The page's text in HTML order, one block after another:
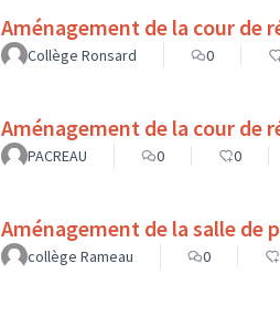
Aménagement de la cour de
Collège Ronsard 0
Aménagement de la cour de
PACREAU 0 0
Aménagement de la salle de
collège Rameau 0